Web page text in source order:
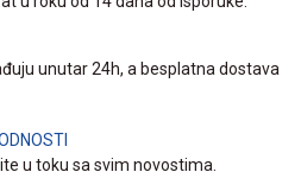
unutar 24h, a besplatna dostava
u toku sa svim novostima.